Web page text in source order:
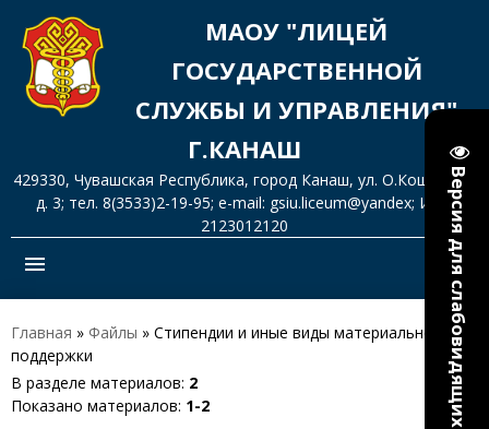
Версия для слабовидящих
МАОУ "ЛИЦЕЙ
ГОСУДАРСТВЕННОЙ
СЛУЖБЫ И УПРАВЛЕНИЯ"
Г.КАНАШ
429330, Чувашская Республика, город Канаш, ул. О.Кошевого,
д. 3; тел. 8(3533)2-19-95; e-mail: gsiu.liceum@yandex; ИНН
2123012120
menu
Главная » Файлы » Стипендии и иные виды материальной
поддержки
В разделе материалов: 2
Показано материалов: 1-2